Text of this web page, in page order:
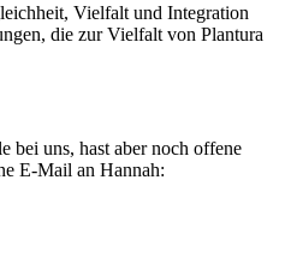
Vielfalt und Integration
die zur Vielfalt von Plantura
bei uns, hast aber noch offene
E-Mail an Hannah: